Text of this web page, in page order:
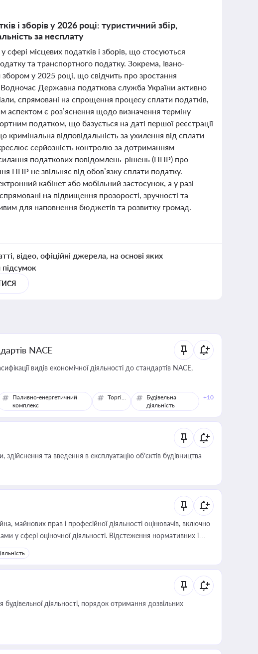
і зборів у 2026 році: туристичний збір,
за несплату
сфері місцевих податків і зборів, що стосуються
та транспортного податку. Зокрема, Івано-
збором у 2025 році, що свідчить про зростання
Державна податкова служба України активно
спрямовані на спрощення процесу сплати податків,
аспектом є роз’яснення щодо визначення терміну
податком, що базується на даті першої реєстрації
відповідальність за ухилення від сплати
серйозність контролю за дотриманням
податкових повідомлень-рішень (ППР) про
ППР не звільняє від обов’язку сплати податку.
кабінет або мобільний застосунок, а у разі
на підвищення прозорості, зручності та
для наповнення бюджетів та розвитку громад.
відео, офіційні джерела, на основі яких
NACE
видів економічної діяльності до стандартів NACE,
Паливно-енергетичний
комплекс
Торгівля
Будівельна
діяльність
+10
та введення в експлуатацію об’єктів будівництва
майнових прав і професійної діяльності оцінювачів, включно
у сфері оціночної діяльності. Відстеження нормативних і
юриста або бухгалтера під час оподаткування,
статусу суб'єктів оціночної діяльності
діяльності, порядок отримання дозвільних